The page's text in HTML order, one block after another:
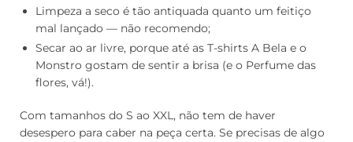
Limpeza a seco é tão antiquada quanto um feitiço
mal lançado — não recomendo;
Secar ao ar livre, porque até as T-shirts A Bela e o
Monstro gostam de sentir a brisa (e o Perfume das
flores, vá!).
Com tamanhos do S ao XXL, não tem de haver
desespero para caber na peça certa. Se precisas de algo